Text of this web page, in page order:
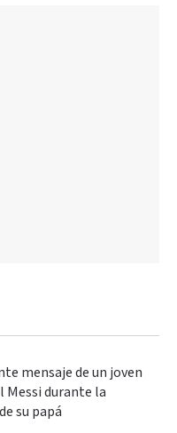
mensaje de un joven
Messi durante la
su papá